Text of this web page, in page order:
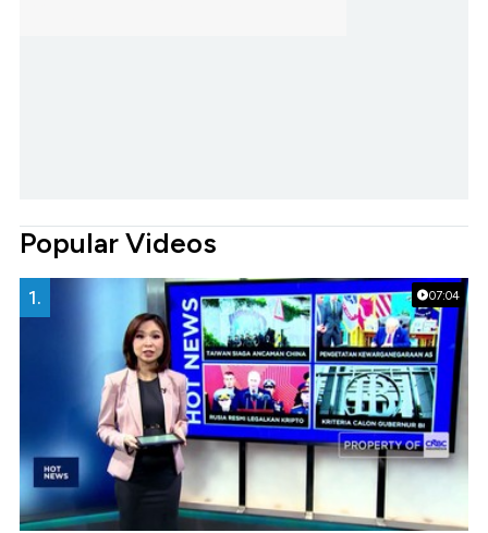
Popular Videos
07:04
1.